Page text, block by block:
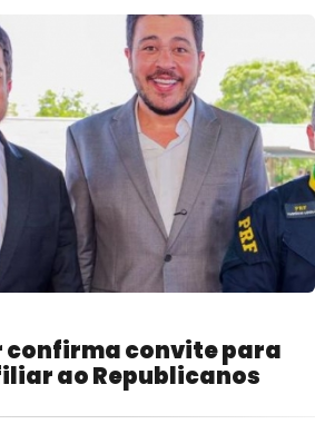
confirma convite para
ao Republicanos